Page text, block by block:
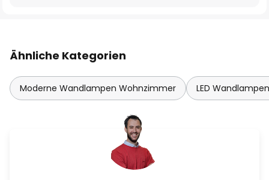
Ähnliche Kategorien
Moderne Wandlampen Wohnzimmer LED